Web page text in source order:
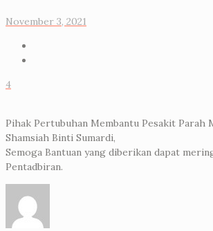
November 3, 2021
4
Pihak Pertubuhan Membantu Pesakit Parah
Shamsiah Binti Sumardi,
Semoga Bantuan yang diberikan dapat
Pentadbiran.